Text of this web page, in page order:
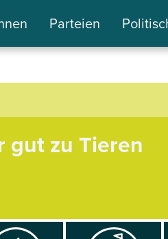
Parteien
gut zu Tieren